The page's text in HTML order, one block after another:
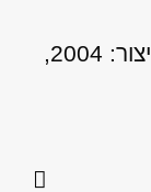
סוזוקי ליאנה 1.6 5 דל’ GLX שנות ייצור: 2004,